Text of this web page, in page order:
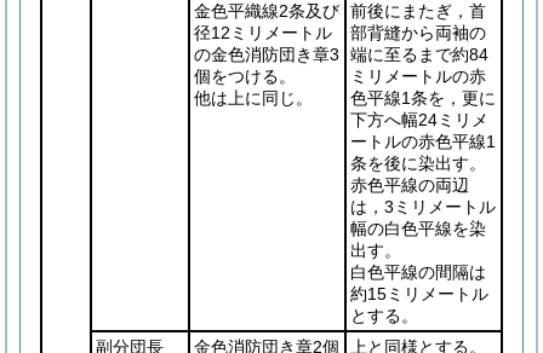
金色平織線2条及び
径12ミリメートル
の金色消防団き章3
個をつける。
他は上に同じ。
前後にまたぎ，首
部背縫から両袖の
端に至るまで約84
ミリメートルの赤
色平線1条を，更に
下方へ幅24ミリメ
ートルの赤色平線1
条を後に染出す。
赤色平線の両辺
は，3ミリメートル
幅の白色平線を染
出す。
白色平線の間隔は
約15ミリメートル
とする。
副分団長
金色消防団き章2個
上と同様とする。